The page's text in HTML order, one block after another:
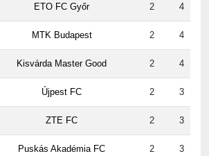
MTK Budapest 2 4
Kisvárda Master Good 2 4
Újpest FC 2 3
ZTE FC 2 3
Puskás Akadémia FC 2 3
PAKSI FC 2 3